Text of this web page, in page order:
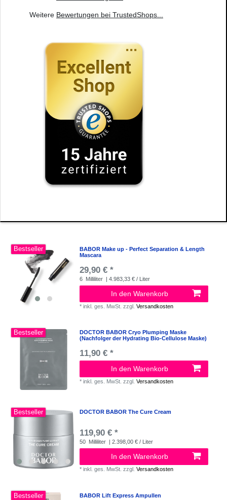
Weitere Bewertungen bei TrustedShops...
Bestseller
BABOR Make up - Perfect Separation & Length
Mascara
29,90 € *
6 Milliliter | 4.983,33 € / Liter
In den Warenkorb
*inkl. ges. MwSt. zzgl.Versandkosten
Bestseller
DOCTOR BABOR Cryo Plumping Maske
(Nachfolger der Hydrating Bio-Cellulose Maske)
11,90 € *
In den Warenkorb
*inkl. ges. MwSt. zzgl.Versandkosten
Bestseller DOCTOR BABOR The Cure Cream
119,90 € *
50 Milliliter | 2.398,00 € / Liter
In den Warenkorb
*inkl. ges. MwSt. zzgl.Versandkosten
Bestseller BABOR Lift Express Ampullen